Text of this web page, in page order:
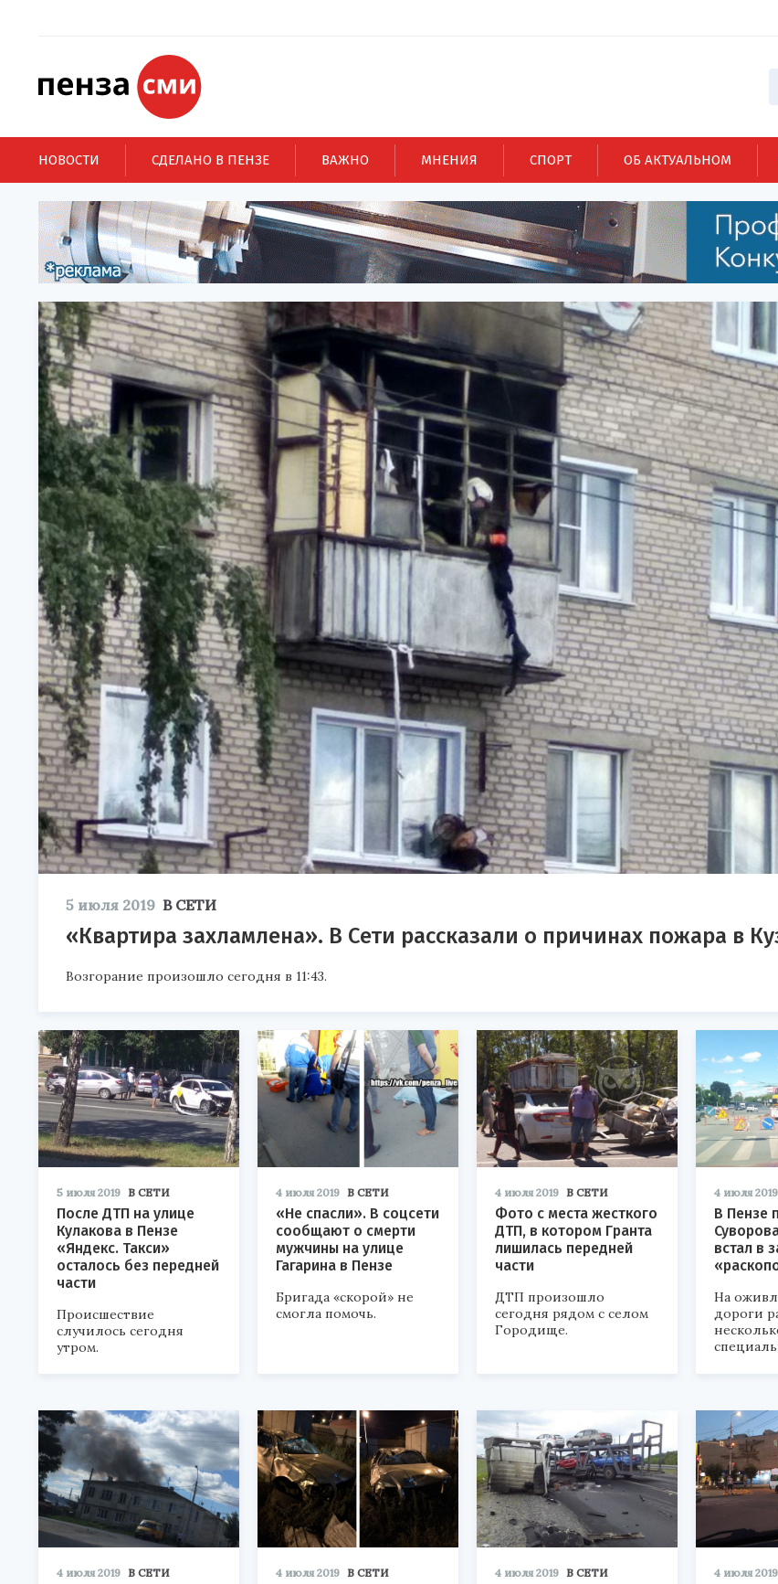
НОВОСТИ СДЕЛАНО В ПЕНЗЕ ВАЖНО МНЕНИЯ СПОРТ ОБ АКТУАЛЬНОМ
5 июля 2019 В СЕТИ
«Квартира захламлена». В Сети рассказали о причинах пожара в
Возгорание произошло сегодня в 11:43.
5 июля 2019 В СЕТИ
После ДТП на улице
Кулакова в Пензе
«Яндекс. Такси»
осталось без передней
части
Происшествие
случилось сегодня
утром.
4 июля 2019 В СЕТИ
«Не спасли». В соцсети
сообщают о смерти
мужчины на улице
Гагарина в Пензе
Бригада «скорой» не
смогла помочь.
4 июля 2019 В СЕТИ
Фото с места жесткого
ДТП, в котором Гранта
лишилась передней
части
ДТП произошло
сегодня рядом с селом
Городище.
4 июля 2019
В Пензе
встал в
На
дороги
4 июля 2019 В СЕТИ 4 июля 2019 В СЕТИ 4 июля 2019 В СЕТИ 4 июля 2019